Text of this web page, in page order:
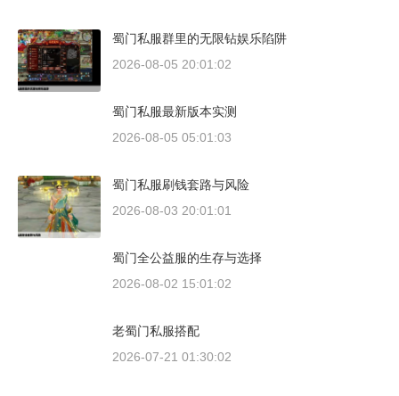
蜀门私服群里的无限钻娱乐陷阱
2026-08-05 20:01:02
蜀门私服最新版本实测
2026-08-05 05:01:03
蜀门私服刷钱套路与风险
2026-08-03 20:01:01
蜀门全公益服的生存与选择
2026-08-02 15:01:02
老蜀门私服搭配
2026-07-21 01:30:02